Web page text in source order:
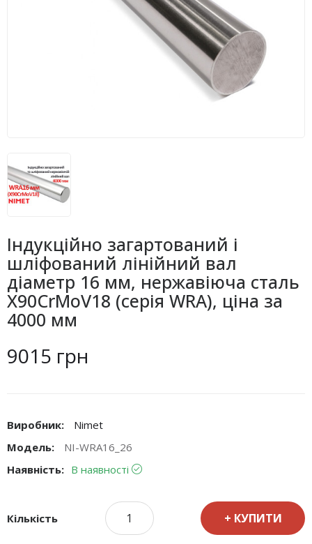
Індукційно загартований і
шліфований лінійний вал
діаметр 16 мм, нержавіюча сталь
X90CrMoV18 (серія WRA), ціна за
4000 мм
9015 грн
Виробник:
Nimet
Модель:
NI-WRA16_26
Наявність: В наявності
Кількість КУПИТИ